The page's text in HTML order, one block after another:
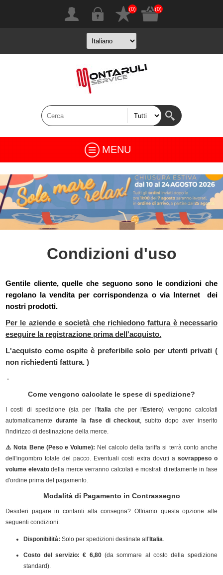
(0) (0)
MENU
Condizioni d'uso
Gentile cliente, quelle che seguono sono le condizioni che
regolano la vendita per corrispondenza o via Internet dei
nostri prodotti.
Per le aziende e società che richiedono fattura è necessario
eseguire la registrazione prima dell'acquisto.
L'acquisto come ospite è preferibile solo per utenti privati (
non richiedenti fattura. )
-
Come vengono calcolate le spese di spedizione?
I costi di spedizione (sia per l'Italia che per l'Estero) vengono calcolati
automaticamentedurante la fase di checkout , subito dopo aver inserito
l'indirizzo di destinazione della merce.
⚠️ Nota Bene (Peso e Volume): Nel calcolo della tariffa si terrà conto anche
dell'ingombro totale del pacco. Eventuali costi extra dovuti a sovrappeso o
volume elevatodella merce verranno calcolati e mostrati direttamente in fase
d'ordine prima del pagamento.
Modalità di Pagamento in Contrassegno
Desideri pagare in contanti alla consegna? Offriamo questa opzione alle
seguenti condizioni:
Disponibilità: Solo per spedizioni destinate all'Italia
Costo del servizio: € 6,80(da sommare al costo della spedizione
standard).